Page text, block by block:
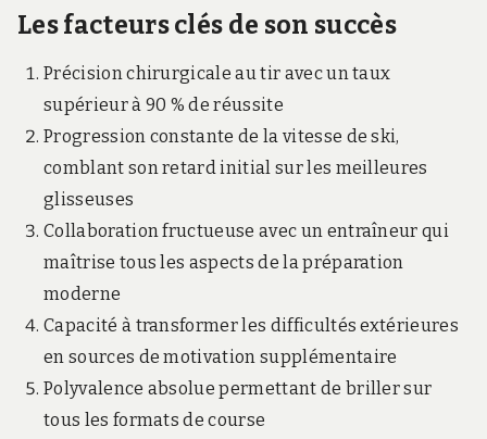
Les facteurs clés de son succès
Précision chirurgicale au tir avec un taux
supérieur à 90 % de réussite
Progression constante de la vitesse de ski,
comblant son retard initial sur les meilleures
glisseuses
Collaboration fructueuse avec un entraîneur qui
maîtrise tous les aspects de la préparation
moderne
Capacité à transformer les difficultés extérieures
en sources de motivation supplémentaire
Polyvalence absolue permettant de briller sur
tous les formats de course